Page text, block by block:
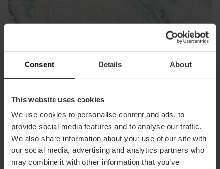
Consent Details About
This website uses cookies
We use cookies to personalise content and ads, to
provide social media features and to analyse our traffic.
We also share information about your use of our site with
our social media, advertising and analytics partners who
may combine it with other information that you’ve
Richtungen